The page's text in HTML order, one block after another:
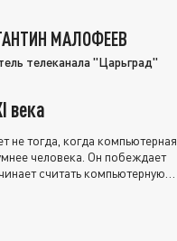
МАЛОФЕЕВ
телеканала "Царьград"
века
тогда, когда компьютерная
человека. Он побеждает
считать компьютерную